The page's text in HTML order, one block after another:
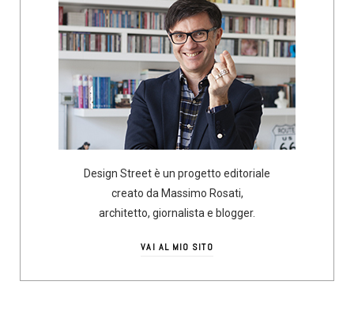
Design Street è un progetto editoriale
creato da Massimo Rosati,
architetto, giornalista e blogger.
VAI AL MIO SITO